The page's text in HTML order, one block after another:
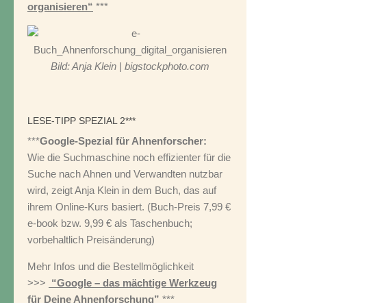
organisieren“ ***
Bild: Anja Klein | bigstockphoto.com
LESE-TIPP SPEZIAL 2***
***Google-Spezial für Ahnenforscher:
Wie die Suchmaschine noch effizienter für die
Suche nach Ahnen und Verwandten nutzbar
wird, zeigt Anja Klein in dem Buch, das auf
ihrem Online-Kurs basiert. (Buch-Preis 7,99 €
e-book bzw. 9,99 € als Taschenbuch;
vorbehaltlich Preisänderung)
Mehr Infos und die Bestellmöglichkeit
>>> “Google – das mächtige Werkzeug
für Deine Ahnenforschung” ***